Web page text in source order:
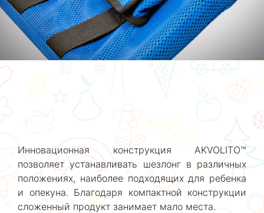
Инновационная конструкция AKVOLITO™
позволяет устанавливать шезлонг в различных
положениях, наиболее подходящих для ребенка
и опекуна. Благодаря компактной конструкции
сложенный продукт занимает мало места.